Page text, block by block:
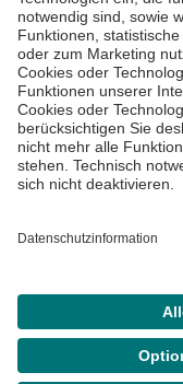
Impressum
©Asklepios